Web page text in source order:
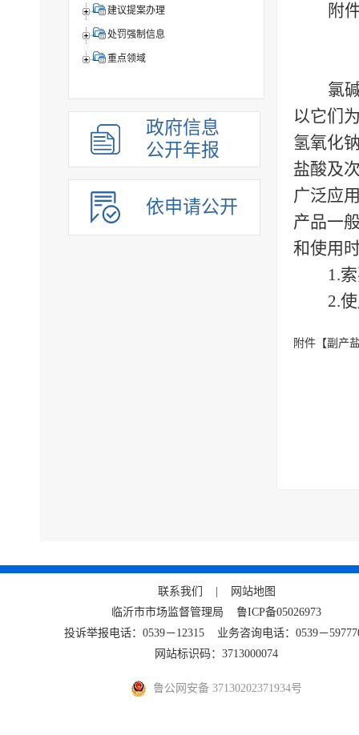
建议提案办理
处罚强制信息
重点领域
政府信息
公开年报
依申请公开
附
氯
以它们
氢氧化
盐酸及
广泛应
产品一
和使用
1.
2.
附件【副产
联系我们 |
网站地图
临沂市市场监督管理局 鲁ICP备05026973
投诉举报电话：0539－12315 业务咨询电话：0539－
网站标识码：3713000074
鲁公网安备 37130202371934号